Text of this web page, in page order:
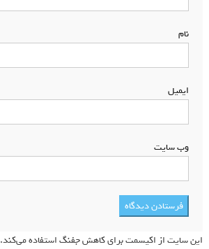
نام
ایمیل
وب‌ سایت
این سایت از اکیسمت برای کاهش جفنگ استفاده می‌کند.